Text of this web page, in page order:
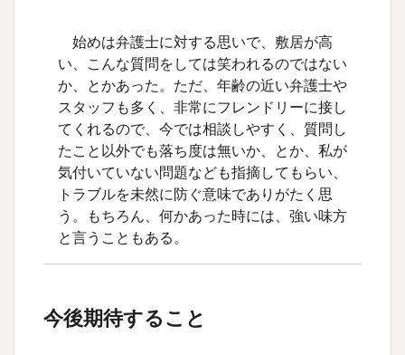
始めは弁護士に対する思いで、敷居が高
い、こんな質問をしては笑われるのではない
か、とかあった。ただ、年齢の近い弁護士や
スタッフも多く、非常にフレンドリーに接し
てくれるので、今では相談しやすく、質問し
たこと以外でも落ち度は無いか、とか、私が
気付いていない問題なども指摘してもらい、
トラブルを未然に防ぐ意味でありがたく思
う。もちろん、何かあった時には、強い味方
と言うこともある。
今後期待すること